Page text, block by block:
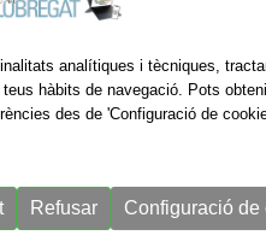
analítiques i tècniques,
hàbits de navegació. Pots
des de 'Configuració de
Refusar Configuració de